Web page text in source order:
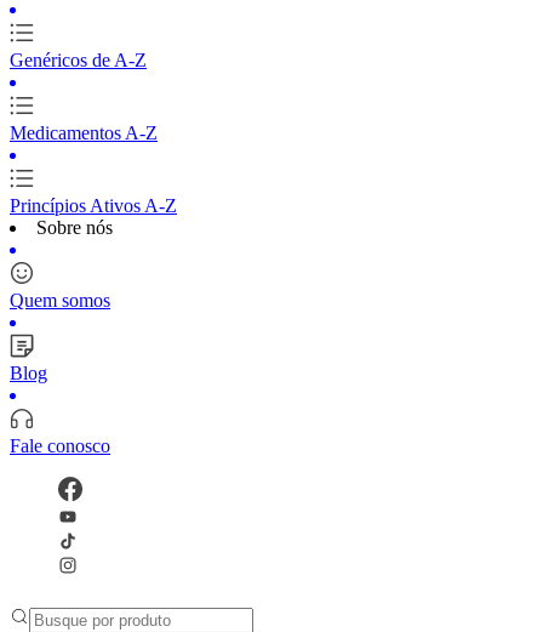
Genéricos de A-Z
Medicamentos A-Z
Princípios Ativos A-Z
Sobre nós
Quem somos
Blog
Fale conosco